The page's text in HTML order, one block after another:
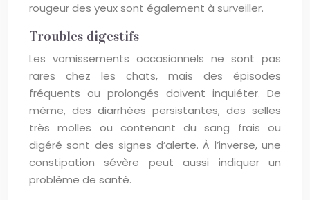
rougeur des yeux sont également à surveiller.
Troubles digestifs
Les vomissements occasionnels ne sont pas
rares chez les chats, mais des épisodes
fréquents ou prolongés doivent inquiéter. De
même, des diarrhées persistantes, des selles
très molles ou contenant du sang frais ou
digéré sont des signes d’alerte. À l’inverse, une
constipation sévère peut aussi indiquer un
problème de santé.